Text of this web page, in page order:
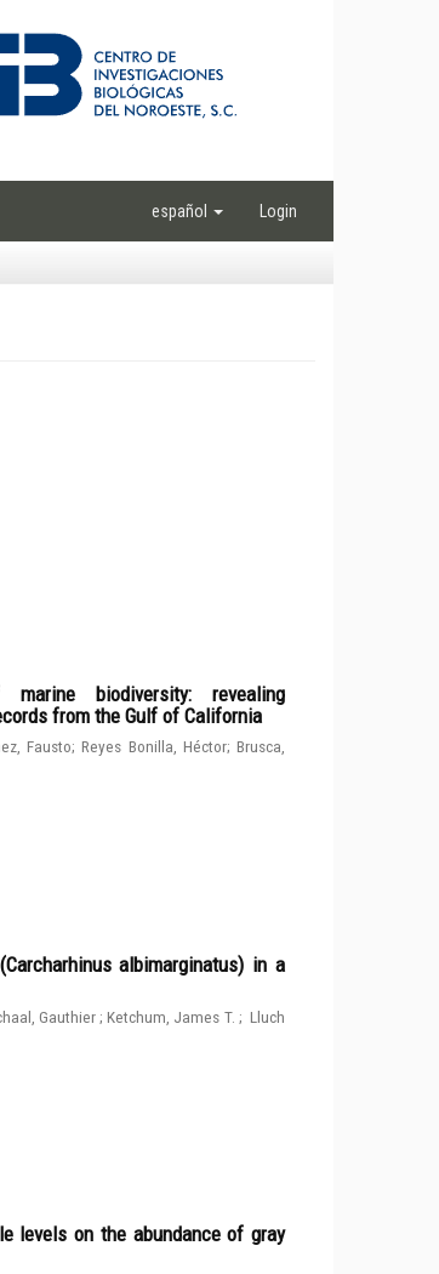
español Login
biodiversity: revealing
from the Gulf of California
Fausto;Reyes Bonilla, Héctor; Brusca,
albimarginatus) in a
Gauthier;Ketchum, James T. ; Lluch
levels on the abundance of gray